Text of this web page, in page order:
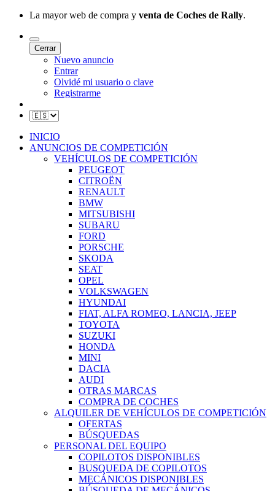
La mayor web de compra y venta de Coches de Rally.
Cerrar
Nuevo anuncio
Entrar
Olvidé mi usuario o clave
Registrarme
INICIO
ANUNCIOS DE COMPETICIÓN
VEHÍCULOS DE COMPETICIÓN
PEUGEOT
CITROËN
RENAULT
BMW
MITSUBISHI
SUBARU
FORD
PORSCHE
SKODA
SEAT
OPEL
VOLKSWAGEN
HYUNDAI
FIAT, ALFA ROMEO, LANCIA, JEEP
TOYOTA
SUZUKI
HONDA
MINI
DACIA
AUDI
OTRAS MARCAS
COMPRA DE COCHES
ALQUILER DE VEHÍCULOS DE COMPETICIÓN
OFERTAS
BÚSQUEDAS
PERSONAL DEL EQUIPO
COPILOTOS DISPONIBLES
BUSQUEDA DE COPILOTOS
MECÁNICOS DISPONIBLES